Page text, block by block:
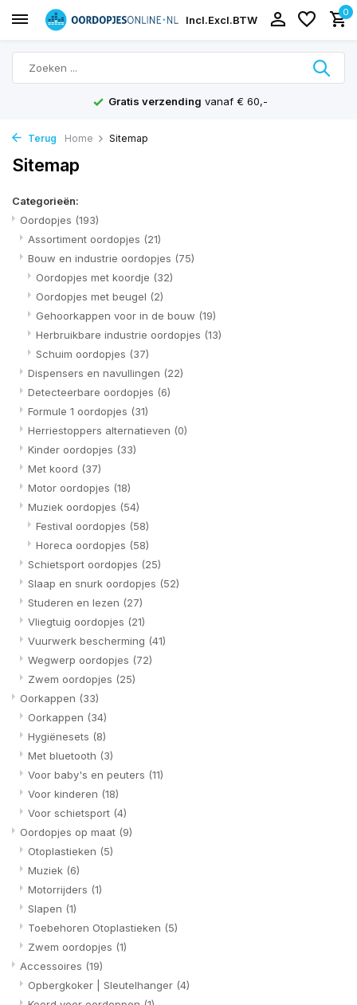
Incl.Excl.BTW
0
Gratis verzending vanaf € 60,-
Terug Home Sitemap
Sitemap
Categorieën:
Oordopjes (193)
Assortiment oordopjes (21)
Bouw en industrie oordopjes (75)
Oordopjes met koordje (32)
Oordopjes met beugel (2)
Gehoorkappen voor in de bouw (19)
Herbruikbare industrie oordopjes (13)
Schuim oordopjes (37)
Dispensers en navullingen (22)
Detecteerbare oordopjes (6)
Formule 1 oordopjes (31)
Herriestoppers alternatieven (0)
Kinder oordopjes (33)
Met koord (37)
Motor oordopjes (18)
Muziek oordopjes (54)
Festival oordopjes (58)
Horeca oordopjes (58)
Schietsport oordopjes (25)
Slaap en snurk oordopjes (52)
Studeren en lezen (27)
Vliegtuig oordopjes (21)
Vuurwerk bescherming (41)
Wegwerp oordopjes (72)
Zwem oordopjes (25)
Oorkappen (33)
Oorkappen (34)
Hygiënesets (8)
Met bluetooth (3)
Voor baby's en peuters (11)
Voor kinderen (18)
Voor schietsport (4)
Oordopjes op maat (9)
Otoplastieken (5)
Muziek (6)
Motorrijders (1)
Slapen (1)
Toebehoren Otoplastieken (5)
Zwem oordopjes (1)
Accessoires (19)
Opbergkoker | Sleutelhanger (4)